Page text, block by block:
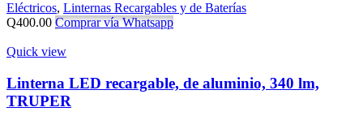
Eléctricos, Linternas Recargables y de Baterías
Q400.00 Comprar vía Whatsapp
Quick view
Linterna LED recargable, de aluminio, 340 lm,
TRUPER